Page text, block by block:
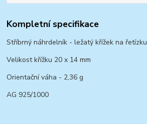
Kompletní specifikace
Stříbrný náhrdelník - ležatý křížek na řetízku
Velikost křížku 20 x 14 mm
Orientační váha - 2,36 g
AG 925/1000